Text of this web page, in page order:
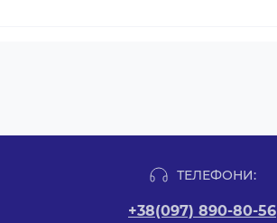
ТЕЛЕФОНИ:
+38(097) 890-80-56